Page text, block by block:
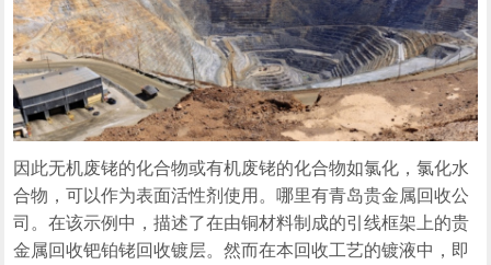
因此无机废铑的化合物或有机废铑的化合物如氯化，氯化水
合物，可以作为表面活性剂使用。哪里有青岛贵金属回收公
司。在该示例中，描述了在由铜材料制成的引线框架上的贵
金属回收钯铂铑回收镀层。然而在本回收工艺的镀液中，即